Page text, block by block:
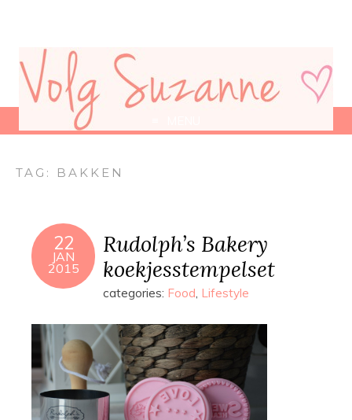
TAG: BAKKEN
22
JAN
2015
Rudolph’s Bakery
koekjesstempelset
categories: Food, Lifestyle